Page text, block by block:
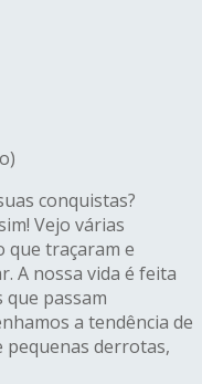
conquistas?
Vejo várias
que traçaram e
A nossa vida é feita
que passam
a tendência de
pequenas derrotas,